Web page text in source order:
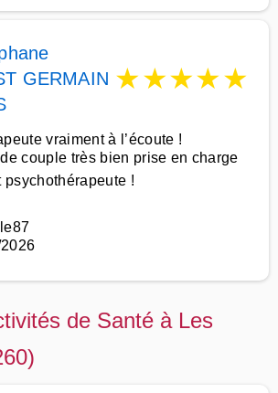
GERMAIN ★★★★★
vraiment à l’écoute !
couple très bien prise en charge
!
de Santé à Les